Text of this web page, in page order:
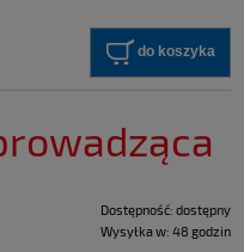
do koszyka
Dostępność: dostępny
Wysyłka w: 48 godzin